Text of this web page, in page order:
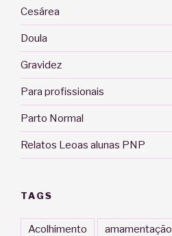
Cesárea
Doula
Gravidez
Para profissionais
Parto Normal
Relatos Leoas alunas PNP
TAGS
Acolhimento amamentação